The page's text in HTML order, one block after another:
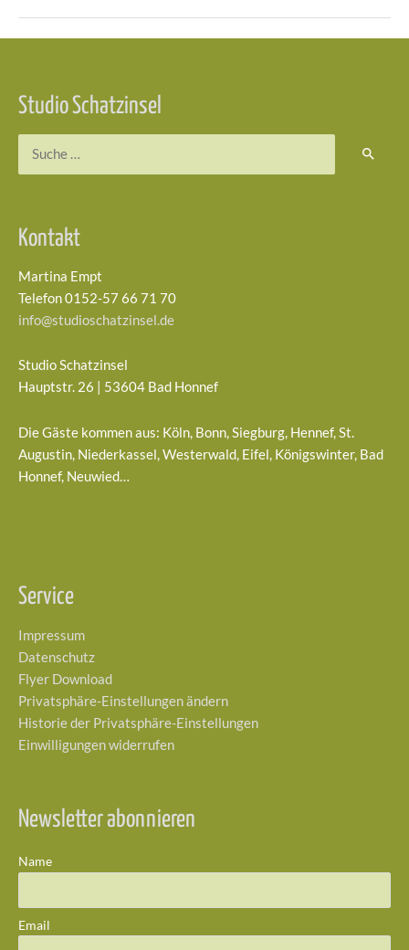
Studio Schatzinsel
Kontakt
Martina Empt
Telefon 0152-57 66 71 70
info@studioschatzinsel.de
Studio Schatzinsel
Hauptstr. 26 | 53604 Bad Honnef
Die Gäste kommen aus: Köln, Bonn, Siegburg, Hennef, St.
Augustin, Niederkassel, Westerwald, Eifel, Königswinter, Bad
Honnef, Neuwied…
Service
Impressum
Datenschutz
Flyer Download
Privatsphäre-Einstellungen ändern
Historie der Privatsphäre-Einstellungen
Einwilligungen widerrufen
Newsletter abonnieren
Name
Email